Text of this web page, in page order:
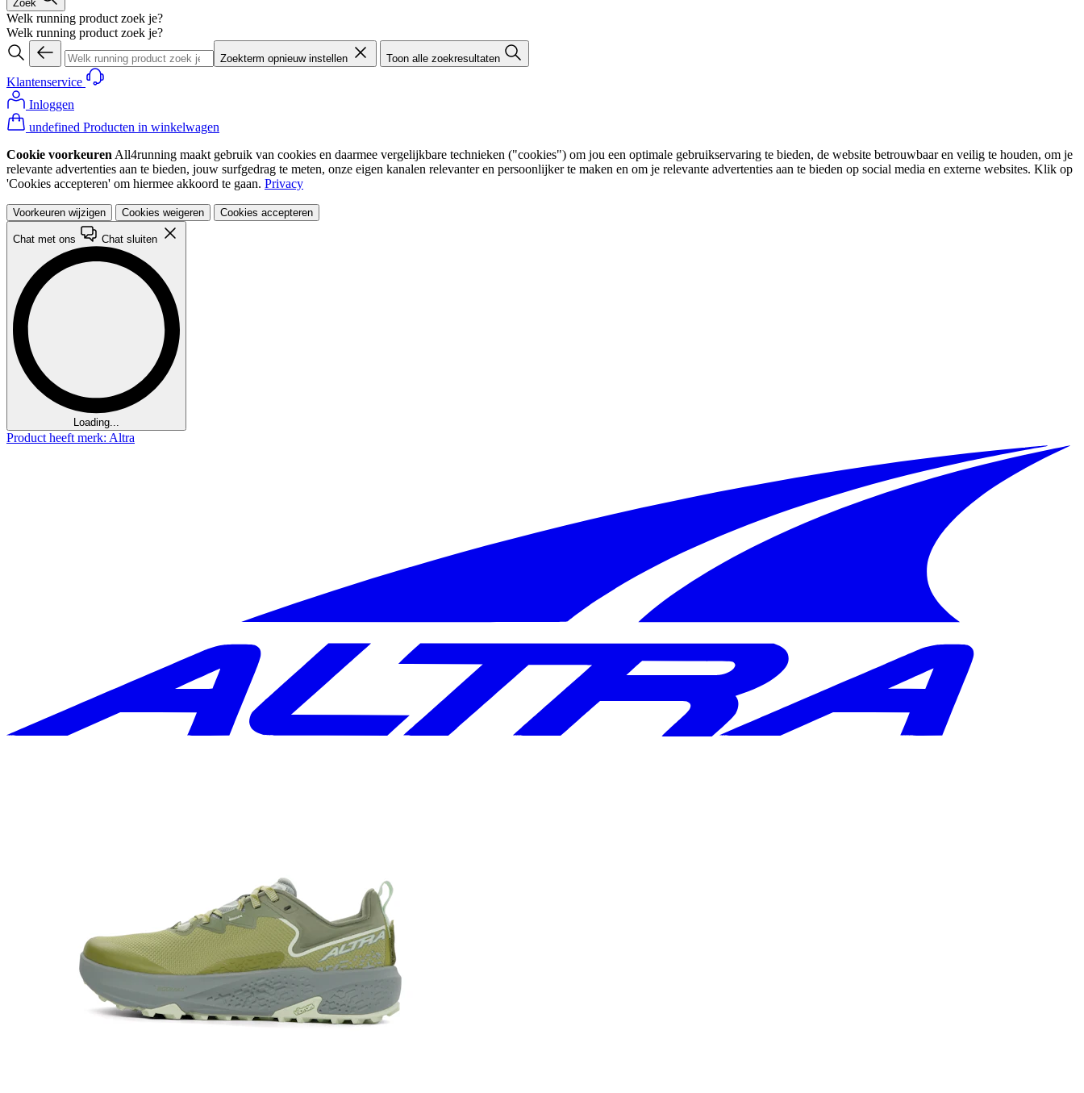
Zoek
Welk running product zoek je?
Welk running product zoek je?
Zoekterm opnieuw instellen Toon alle zoekresultaten
Klantenservice
Inloggen
undefined Producten in winkelwagen
Cookie voorkeuren All4running maakt gebruik van cookies en daarmee vergelijkbare technieken ("cookies") om jou een optimale gebruikservaring te bieden, de website betrouwbaar en veilig te houden, om je
relevante advertenties aan te bieden, jouw surfgedrag te meten, onze eigen kanalen relevanter en persoonlijker te maken en om je relevante advertenties aan te bieden op social media en externe websites. Klik op
'Cookies accepteren' om hiermee akkoord te gaan. Privacy
Voorkeuren wijzigen Cookies weigeren Cookies accepteren
Chat met ons Chat sluiten
Loading...
Product heeft merk: Altra